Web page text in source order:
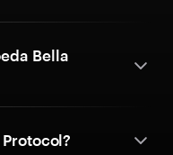
Bella